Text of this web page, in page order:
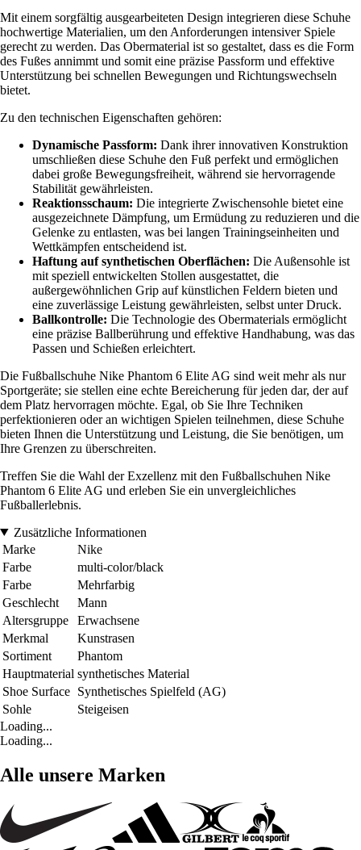
Mit einem sorgfältig ausgearbeiteten Design integrieren diese Schuhe
hochwertige Materialien, um den Anforderungen intensiver Spiele
gerecht zu werden. Das Obermaterial ist so gestaltet, dass es die Form
des Fußes annimmt und somit eine präzise Passform und effektive
Unterstützung bei schnellen Bewegungen und Richtungswechseln
bietet.
Zu den technischen Eigenschaften gehören:
Dynamische Passform: Dank ihrer innovativen Konstruktion
umschließen diese Schuhe den Fuß perfekt und ermöglichen
dabei große Bewegungsfreiheit, während sie hervorragende
Stabilität gewährleisten.
Reaktionsschaum: Die integrierte Zwischensohle bietet eine
ausgezeichnete Dämpfung, um Ermüdung zu reduzieren und die
Gelenke zu entlasten, was bei langen Trainingseinheiten und
Wettkämpfen entscheidend ist.
Haftung auf synthetischen Oberflächen: Die Außensohle ist
mit speziell entwickelten Stollen ausgestattet, die
außergewöhnlichen Grip auf künstlichen Feldern bieten und
eine zuverlässige Leistung gewährleisten, selbst unter Druck.
Ballkontrolle: Die Technologie des Obermaterials ermöglicht
eine präzise Ballberührung und effektive Handhabung, was das
Passen und Schießen erleichtert.
Die Fußballschuhe Nike Phantom 6 Elite AG sind weit mehr als nur
Sportgeräte; sie stellen eine echte Bereicherung für jeden dar, der auf
dem Platz hervorragen möchte. Egal, ob Sie Ihre Techniken
perfektionieren oder an wichtigen Spielen teilnehmen, diese Schuhe
bieten Ihnen die Unterstützung und Leistung, die Sie benötigen, um
Ihre Grenzen zu überschreiten.
Treffen Sie die Wahl der Exzellenz mit den Fußballschuhen Nike
Phantom 6 Elite AG und erleben Sie ein unvergleichliches
Fußballerlebnis.
Zusätzliche Informationen
Marke
Nike
Farbe
multi-color/black
Farbe
Mehrfarbig
Geschlecht
Mann
Altersgruppe
Erwachsene
Merkmal
Kunstrasen
Sortiment
Phantom
Hauptmaterial synthetisches Material
Shoe Surface Synthetisches Spielfeld (AG)
Sohle
Steigeisen
Loading...
Loading...
Alle unsere Marken